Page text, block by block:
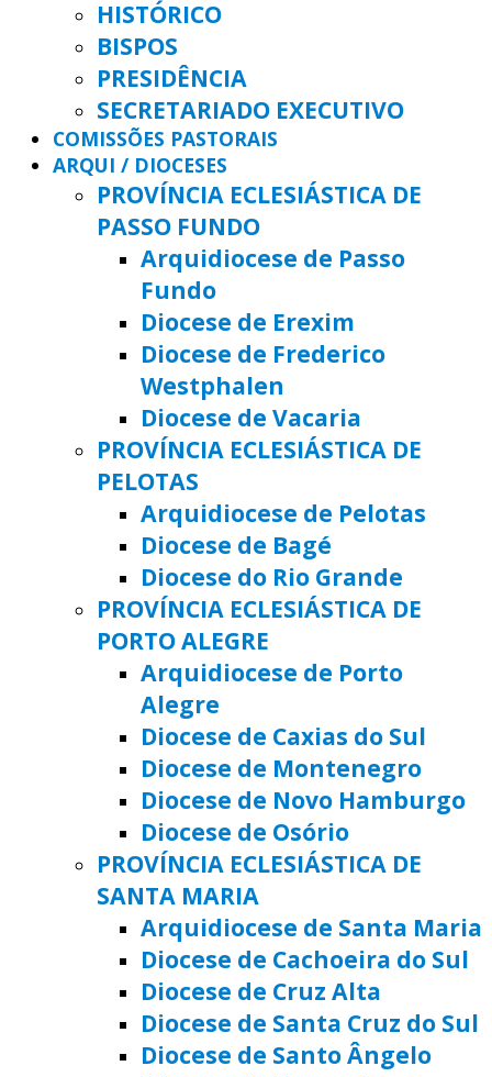
HISTÓRICO
BISPOS
PRESIDÊNCIA
SECRETARIADO EXECUTIVO
COMISSÕES PASTORAIS
ARQUI / DIOCESES
PROVÍNCIA ECLESIÁSTICA DE
PASSO FUNDO
Arquidiocese de Passo
Fundo
Diocese de Erexim
Diocese de Frederico
Westphalen
Diocese de Vacaria
PROVÍNCIA ECLESIÁSTICA DE
PELOTAS
Arquidiocese de Pelotas
Diocese de Bagé
Diocese do Rio Grande
PROVÍNCIA ECLESIÁSTICA DE
PORTO ALEGRE
Arquidiocese de Porto
Alegre
Diocese de Caxias do Sul
Diocese de Montenegro
Diocese de Novo Hamburgo
Diocese de Osório
PROVÍNCIA ECLESIÁSTICA DE
SANTA MARIA
Arquidiocese de Santa Maria
Diocese de Cachoeira do Sul
Diocese de Cruz Alta
Diocese de Santa Cruz do Sul
Diocese de Santo Ângelo